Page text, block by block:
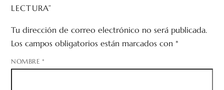
LECTURA”
Tu dirección de correo electrónico no será publicada.
Los campos obligatorios están marcados con*
NOMBRE *